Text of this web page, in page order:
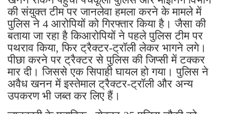
की संयुक्त टीम पर जानलेवा हमला करने के मामले में
पुलिस ने 4 आरोपियों को गिरफ्तार किया है। जैसा की
बताया जा रहा है किआरोपियों ने पहले पुलिस टीम पर
पथराव किया, फिर ट्रैक्टर-ट्रॉली लेकर भागने लगे।
पीछा करने पर ट्रैक्टर से पुलिस की जिप्सी में टक्कर
मार दी। जिससे एक सिपाही घायल हो गया। पुलिस ने
अवैध खनन में इस्तेमाल ट्रैक्टर-ट्रॉली और अन्य
उपकरण भी जब्त कर लिए हैं।